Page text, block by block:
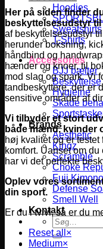
Hoodies
Sweatshirts
T-Shirts
Accessories
BJJ bælter
Beskyttelse
Hygiejne
Skade
Brands
Aesthetic
Kingz
Scramble
Choke
Fuji
Defense
Smell Well
Kontakt
Søg
efter:
Her på siden finder
beskyttelsesudstyr
af beskyttelsesudstyr
herunder boksning,
håndbind og
hænder og knoer, til
mod slag og spark. Vi
tandbeskyttere, der er
sensitive områder af
Vi tilbyder et stort
både mænd, kvinder
høj kvalitet og er
komfort. Uanset om
har vi det perfekte
Oplev vores
din sport.
Er du i tvivl, så er du
Reset all ×
Medium×